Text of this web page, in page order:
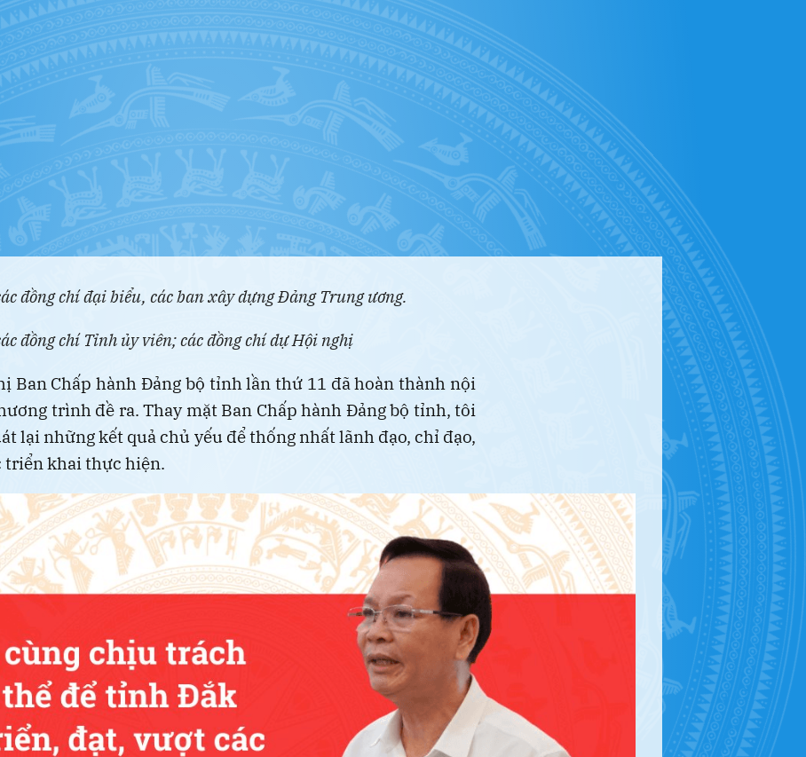
đồng chí đại biểu, các ban xây dựng Đảng Trung ương.
đồng chí Tỉnh ủy viên; các đồng chí dự Hội nghị
Ban Chấp hành Đảng bộ tỉnh lần thứ 11 đã hoàn thành nội
trình đề ra. Thay mặt Ban Chấp hành Đảng bộ tỉnh, tôi
lại những kết quả chủ yếu để thống nhất lãnh đạo, chỉ đạo,
triển khai thực hiện.